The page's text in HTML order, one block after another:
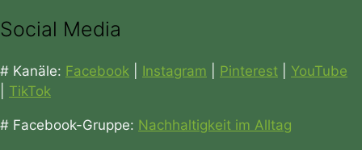
Social Media
# Kanäle: Facebook Instagram Pinterest
YouTube
TikTok
# Facebook-Gruppe: Nachhaltigkeit im Alltag